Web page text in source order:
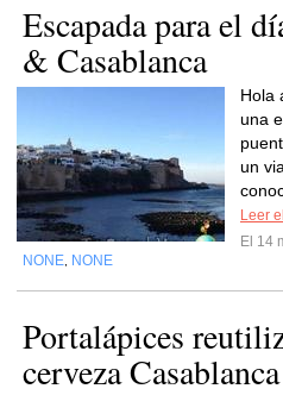
Escapada para el
& Casablanca
Hola
una
un
Leer
El 14
NONE NONE
Portalápices
cerveza Casablanca